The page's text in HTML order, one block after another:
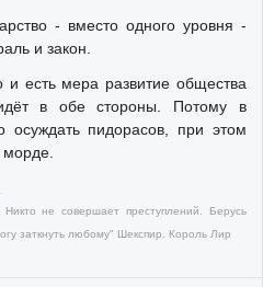
- вместо одного уровня -
и закон.
есть мера развитие общества
в обе стороны. Потому в
осуждать пидорасов, при этом
не совершает преступлений. Берусь
заткнуть любому" Шекспир. Король Лир